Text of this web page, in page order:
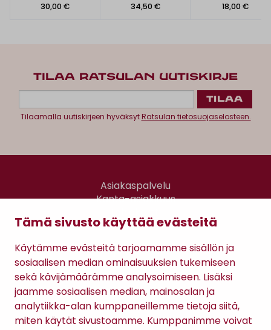
Tämä sivusto käyttää evästeitä
Käytämme evästeitä tarjoamamme sisällön ja
sosiaalisen median ominaisuuksien tukemiseen
sekä kävijämäärämme analysoimiseen. Lisäksi
jaamme sosiaalisen median, mainosalan ja
analytiikka-alan kumppaneillemme tietoja siitä,
miten käytät sivustoamme. Kumppanimme voivat
30,00 €
34,50 €
18,00 €
TILAA RATSULAN UUTISKIRJE
Tilaamalla uutiskirjeen hyväksytRatsulan tietosuojaselosteen.
Asiakaspalvelu
Kanta-asiakkuus
Gomee Ratsula Café
Sopimusehdot
Tietosuojaseloste
Maksutavat